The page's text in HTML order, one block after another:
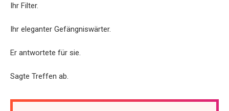
Ihr Filter.
Ihr eleganter Gefängniswärter.
Er antwortete für sie.
Sagte Treffen ab.